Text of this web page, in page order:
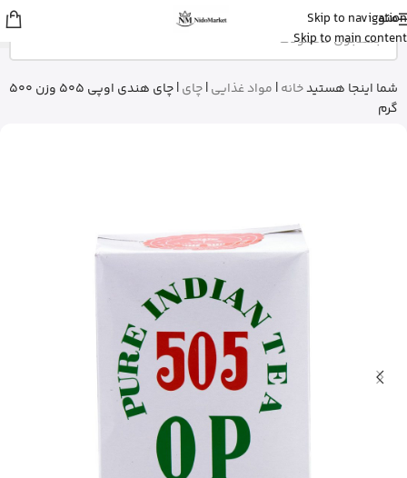
Skip to navigation
Skip to main content
منو
شما اینجا هستیدخانه| مواد غذایی|چای|
چای هندی اوپی 505 وزن 500
گرم
sinaاز اصفهان
قرص ول من اورجینال رو خرید کرد